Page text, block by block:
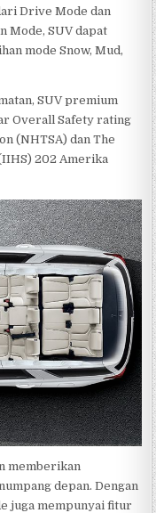
Drive Mode dan
Mode, SUV dapat
mode Snow, Mud,
SUV premium
Overall Safety rating
(NHTSA) dan The
202 Amerika
memberikan
depan. Dengan
juga mempunyai fitur